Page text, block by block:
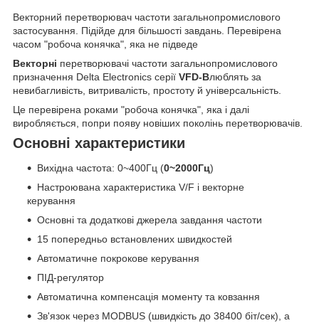
Векторний перетворювач частоти загальнопромислового
застосування. Підійде для більшості завдань. Перевірена
часом "робоча конячка", яка не підведе
Векторні перетворювачі частоти загальнопромислового
призначення Delta Electronics серії VFD-Bлюблять за
невибагливість, витривалість, простоту й універсальність.
Це перевірена роками "робоча конячка", яка і далі
виробляється, попри появу новіших поколінь перетворювачів.
Основні характеристики
Вихідна частота: 0~400Гц (0~2000Гц)
Настроювана характеристика V/F і векторне
керування
Основні та додаткові джерела завдання частоти
15 попередньо встановлених швидкостей
Автоматичне покрокове керування
ПІД-регулятор
Автоматична компенсація моменту та ковзання
Зв'язок через MODBUS (швидкість до 38400 біт/сек), а